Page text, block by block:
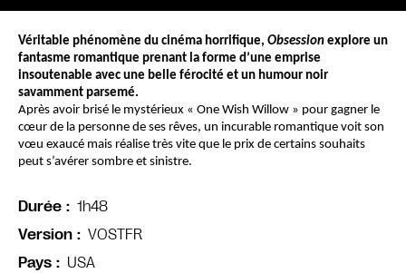
Véritable phénomène du cinéma horrifique, Obsession explore un
fantasme romantique prenant la forme d’une emprise
insoutenable avec une belle férocité et un humour noir
savamment parsemé.
Après avoir brisé le mystérieux « One Wish Willow » pour gagner le
cœur de la personne de ses rêves, un incurable romantique voit son
vœu exaucé mais réalise très vite que le prix de certains souhaits
peut s’avérer sombre et sinistre.
Durée
1h48
Version
VOSTFR
Pays
USA